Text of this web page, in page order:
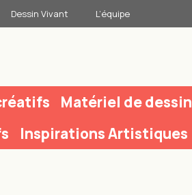
Dessin Vivant L’équipe
Matériel de dessin
Inspirations Artistiques